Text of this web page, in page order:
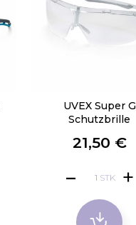
UVEX Super G
Schutzbrille
21,50 €
STK